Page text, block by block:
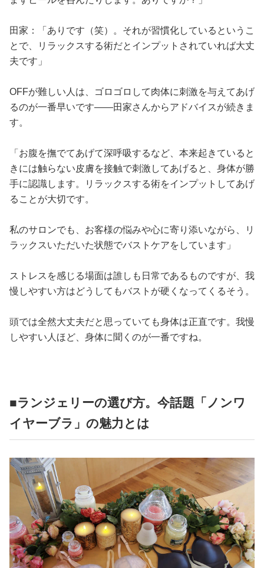
田家：「ありです（笑）。それが習慣化しているというこ
とで、リラックスする術だとインプットされていれば大丈
夫です」
OFFが難しい人は、ゴロゴロして肉体に刺激を与えてあげ
るのが一番早いです――田家さんからアドバイスが続きま
す。
「お腹を撫でてあげて深呼吸するなど、本来起きていると
きには触らない皮膚を接触で刺激してあげると、身体が勝
手に認識します。リラックスする術をインプットしてあげ
ることが大切です。
私のサロンでも、お客様の悩みや心に寄り添いながら、リ
ラックスいただいた状態でバストケアをしています」
ストレスを感じる場面は誰しも日常であるものですが、我
慢しやすい方はどうしてもバストが硬くなってくるそう。
頭では全然大丈夫だと思っていても身体は正直です。我慢
しやすい人ほど、身体に聞くのが一番ですね。
■ランジェリーの選び方。今話題「ノンワ
イヤーブラ」の魅力とは